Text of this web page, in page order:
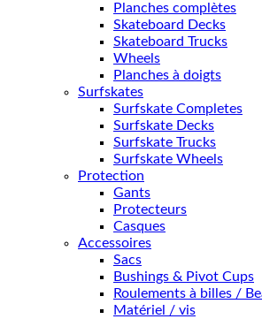
Planches complètes
Skateboard Decks
Skateboard Trucks
Wheels
Planches à doigts
Surfskates
Surfskate Completes
Surfskate Decks
Surfskate Trucks
Surfskate Wheels
Protection
Gants
Protecteurs
Casques
Accessoires
Sacs
Bushings & Pivot Cups
Roulements à billes /
Matériel / vis